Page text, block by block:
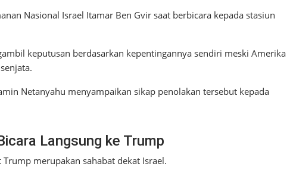
Nasional Israel Itamar Ben Gvir saat berbicara kepada stasiun
keputusan berdasarkan kepentingannya sendiri meski Amerika
Netanyahu menyampaikan sikap penolakan tersebut kepada
Langsung ke Trump
merupakan sahabat dekat Israel.